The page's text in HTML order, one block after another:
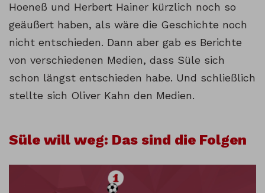
Hoeneß und Herbert Hainer kürzlich noch so
geäußert haben, als wäre die Geschichte noch
nicht entschieden. Dann aber gab es Berichte
von verschiedenen Medien, dass Süle sich
schon längst entschieden habe. Und schließlich
stellte sich Oliver Kahn den Medien.
Süle will weg: Das sind die Folgen